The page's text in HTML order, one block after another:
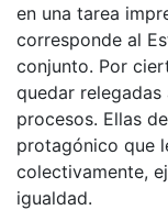
en una tarea
corresponde al
conjunto. Por
quedar
procesos. Ellas
protagónico que
colectivamente,
igualdad.